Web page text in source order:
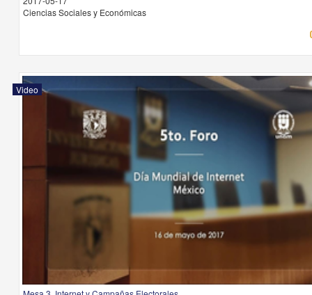
Ciencias Sociales y Económicas
Video